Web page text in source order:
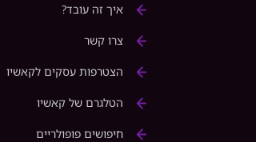
איך זה עובד?
צרו קשר
הצטרפות עסקים לקאשיו
הטלגרם של קאשיו
חיפושים פופולריים